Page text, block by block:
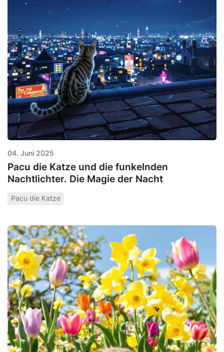
04. Juni 2025
Pacu die Katze und die funkelnden
Nachtlichter. Die Magie der Nacht
Pacu die Katze